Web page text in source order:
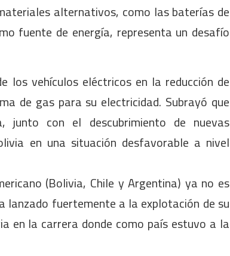
alternativos, como las baterías de
fuente de energía, representa un desafío
los vehículos eléctricos en la reducción de
de gas para su electricidad. Subrayó que
junto con el descubrimiento de nuevas
en una situación desfavorable a nivel
(Bolivia, Chile y Argentina) ya no es
fuertemente a la explotación de su
en la carrera donde como país estuvo a la